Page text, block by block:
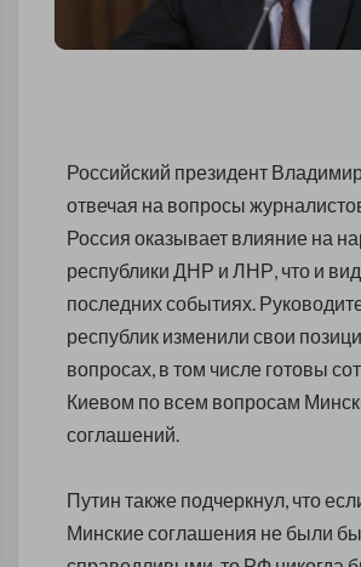
Российский президент
отвечая на вопросы
Россия оказывает влияние на
республики ДНР и ЛНР, что и
последних событиях.
республик изменили свои
вопросах, в том числе готовы
Киевом по всем вопросам
соглашений.
Путин также подчеркнул, что
Минские соглашения не были бы